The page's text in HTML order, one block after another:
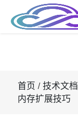
首页 / 技术文档
内存扩展技巧